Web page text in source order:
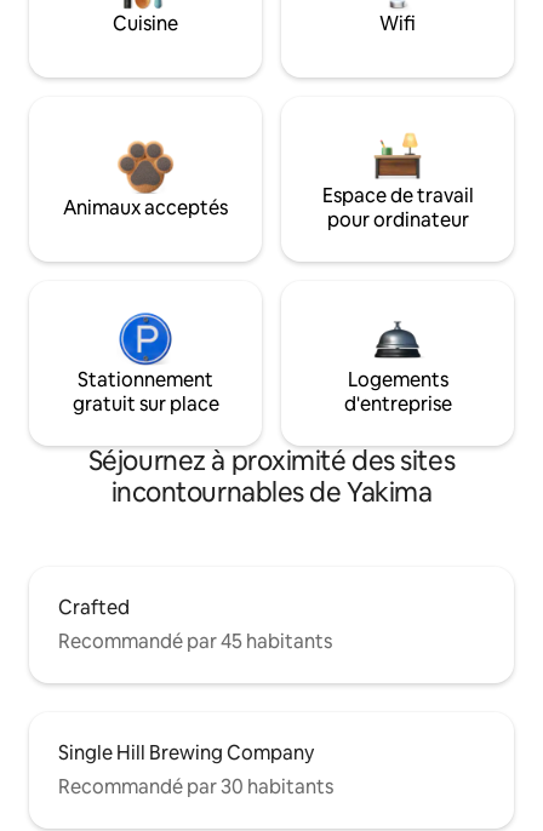
Cuisine Wifi
Animaux acceptés
Espace de travail
pour ordinateur
Stationnement
gratuit sur place
Logements
d'entreprise
Séjournez à proximité des sites
incontournables de Yakima
Crafted
Recommandé par 45 habitants
Single Hill Brewing Company
Recommandé par 30 habitants